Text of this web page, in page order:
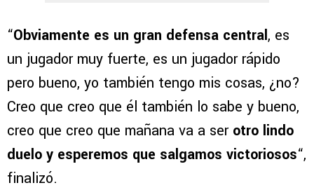
“Obviamente es un gran defensa central, es
un jugador muy fuerte, es un jugador rápido
pero bueno, yo también tengo mis cosas, ¿no?
Creo que creo que él también lo sabe y bueno,
creo que creo que mañana va a ser otro lindo
duelo y esperemos que salgamos victoriosos“,
finalizó.